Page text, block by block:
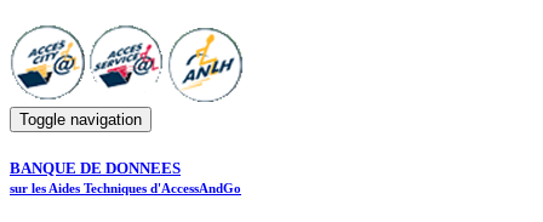
Toggle navigation
BANQUE DE DONNEES
sur les Aides Techniques d'AccessAndGo